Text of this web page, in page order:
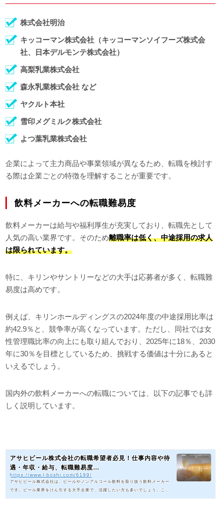
株式会社明治
キッコーマン株式会社（キッコーマンソイフーズ株式会
社、日本デルモンテ株式会社）
高梨乳業株式会社
森永乳業株式会社 など
ヤクルト本社
雪印メグミルク株式会社
よつ葉乳業株式会社
企業によって主力商品や事業領域が異なるため、転職を検討す
る際は企業ごとの特徴を理解することが重要です。
飲料メーカーへの転職難易度
飲料メーカーは給与や福利厚生が充実しており、転職先として
人気の高い業界です。そのため離職率は低く、中途採用の求人
は限られています。
特に、キリンやサントリーなどの大手は応募者が多く、転職難
易度は高めです。
例えば、キリンホールディングスの2024年度の中途採用比率は
約42.9％と、競争率が高くなっています。ただし、同社では女
性管理職比率の向上にも取り組んでおり、2025年に18％、2030
年に30％を目標としているため、挑戦する価値は十分にあると
いえるでしょう。
国内外の飲料メーカーへの転職については、以下の記事でも詳
しく説明しています。
アサヒビール株式会社の転職希望者必見！仕事内容や待
遇・年収・給与、転職難易度...
https://www.l-boshi.com/6199/
アサヒビール株式会社は、ビールやノンアルコール飲料を取り扱う飲料メーカー
です。ビール業界をけん引する大手企業で、活躍したい方も多いでしょう。この
記事では、アサヒビール株式会社の会社概要・年収・求人・中途採用情報などに